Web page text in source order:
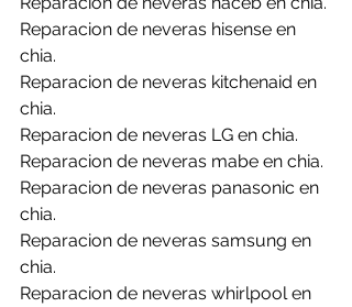
Reparacion de neveras hisense en
chia.
Reparacion de neveras kitchenaid en
chia.
Reparacion de neveras LG en chia.
Reparacion de neveras mabe en chia.
Reparacion de neveras panasonic en
chia.
Reparacion de neveras samsung en
chia.
Reparacion de neveras whirlpool en